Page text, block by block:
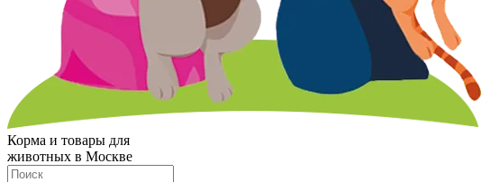
Корма и товары для
животных в Москве